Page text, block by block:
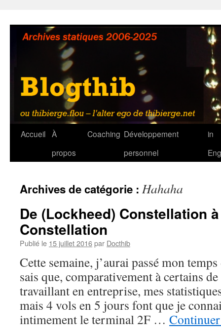
contenu
Accueil À
propos
Coaching Développement
personnel
in
Archives de catégorie : Hahaha
De (Lockheed) Constellation
Constellation
Publié le 15 juillet 2016par Docthib
Cette semaine, j’aurai passé mon
sais que, comparativement à certains
travaillant en entreprise, mes
mais 4 vols en 5 jours font que je
intimement le terminal 2F …